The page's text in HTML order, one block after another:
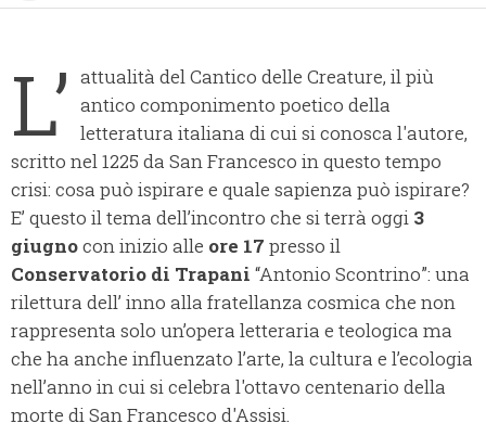
L’ attualità del Cantico delle Creature, il più
antico componimento poetico della
letteratura italiana di cui si conosca l'autore,
scritto nel 1225 da San Francesco in questo tempo
crisi: cosa può ispirare e quale sapienza può ispirare?
E’ questo il tema dell’incontro che si terrà oggi 3
giugnocon inizio alle ore 17 presso il
Conservatorio di Trapani “Antonio Scontrino”: una
rilettura dell’ inno alla fratellanza cosmica che non
rappresenta solo un’opera letteraria e teologica ma
che ha anche influenzato l’arte, la cultura e l’ecologia
nell’anno in cui si celebra l'ottavo centenario della
morte di San Francesco d'Assisi.